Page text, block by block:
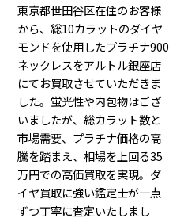
東京都世田谷区在住のお客様
から、総10カラットのダイヤ
モンドを使用したプラチナ900
ネックレスをアルトル銀座店
にてお買取させていただきま
した。蛍光性や内包物はござ
いましたが、総カラット数と
市場需要、プラチナ価格の高
騰を踏まえ、相場を上回る35
万円での高価買取を実現。ダ
イヤ買取に強い鑑定士が一点
ずつ丁寧に査定いたしまし